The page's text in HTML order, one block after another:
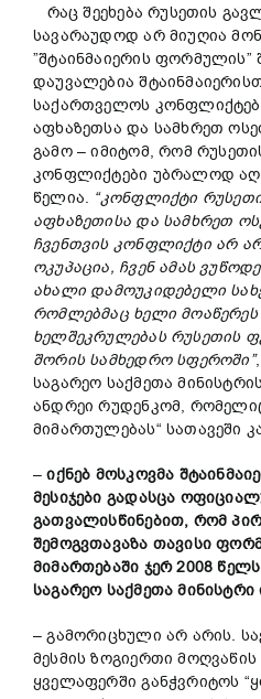
რაც შეეხება რუსეთის
სავარაუდოდ არ მიუღია
”შტაინმაიერის ფორმულის”
დაუვალებია
საქართველოს
აფხაზეთსა და სამხრეთ
გამო – იმიტომ, რომ
კონფლიქტები უბრალოდ
წელია. “კონფლიქტი
აფხაზეთისა და სამხრეთ
ჩვენთვის კონფლიქტი არ
ოკუპაცია, ჩვენ ამას
ახალი დამოუკიდებელი
რომლებმაც ხელი მოაწერეს
ხელშეკრულებას რუსეთის
შორის სამხედრო სფეროში”
საგარეო საქმეთა
ანდრეი რუდენკომ,
მიმართულებას“ სათავეში
–იქნებ მოსკოვმა
მესიჯები გადასცა
გათვალისწინებით, რომ
შემოგვთავაზა თავისი
მიმართებაში ჯერ 2008
საგარეო საქმეთამინისტრი
– გამორიცხული არ არის.
მესმის ზოგიერთი
ყველაფერში განჭვრიტოს